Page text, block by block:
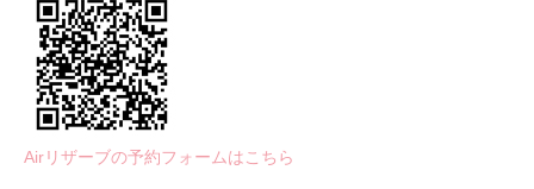
Airリザーブの予約フォームはこちら